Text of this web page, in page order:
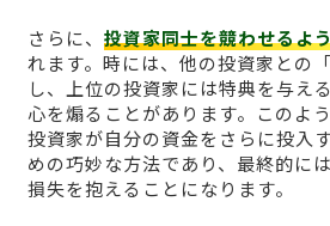
さらに、 投資家同士を競わせるよ
れます。時には、他の投資家との
し、上位の投資家には特典を与え
心を煽ることがあります。このよ
投資家が自分の資金をさらに投入
めの巧妙な方法であり、最終的に
損失を抱えることになります。